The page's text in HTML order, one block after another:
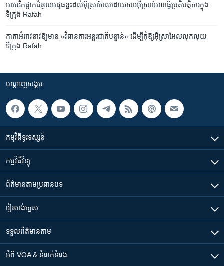
អាមេរិក​ផ្អាក​ជំនួយ​អាវុធ​ខ្លះ​ដល់​អ៊ីស្រាអែល​ដោយសារ​អ៊ីស្រាអែល​ធ្វើ​ប្រតិបត្តិការ​ក្នុង​
ទីក្រុង Rafah
កាតា​អំពាវនាវ​ឱ្យមាន «វិធានការ​អន្តរជាតិ​បន្ទាន់» ដើម្បី​កុំឱ្យ​អ៊ីស្រាអែល​លុកលុយ​
ទីក្រុង Rafah
បណ្តាញ​សង្គម
កម្មវិធី​ទូរទស្សន៍
កម្មវិធី​វិទ្យុ
ព័ត៌មាន​តាមប្រធានបទ​
រៀន​​អង់គ្លេស
ទទួល​ព័ត៌មាន​តាម
អំពី​ VOA & ទំនាក់ទំនង